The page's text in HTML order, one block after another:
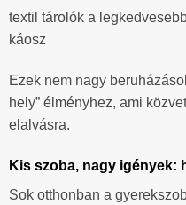
textil tárolók a
káosz
Ezek nem nagy
hely” élményhez, ami
elalvásra.
Kis szoba, nagy igények:
Sok otthonban a